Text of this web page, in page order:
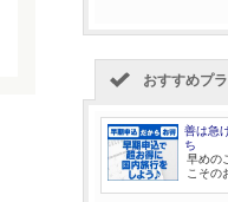
おすすめプ
善は急
ち
早めの
こその